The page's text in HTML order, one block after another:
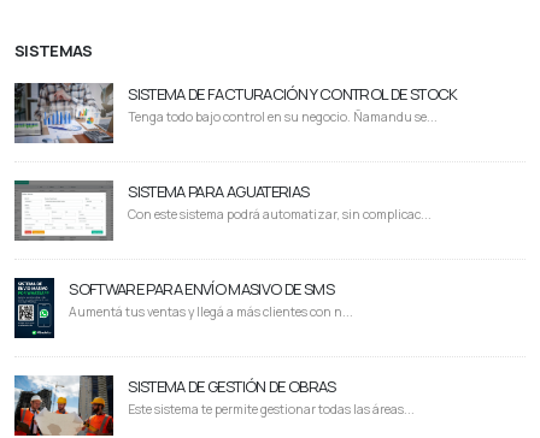
SISTEMAS
SISTEMA DE FACTURACIÓN Y CONTROL DE STOCK
Tenga todo bajo control en su negocio. Ñamandu se...
SISTEMA PARA AGUATERIAS
Con este sistema podrá automatizar, sin complicac...
SOFTWARE PARA ENVÍO MASIVO DE SMS
Aumentá tus ventas y llegá a más clientes con n...
SISTEMA DE GESTIÓN DE OBRAS
Este sistema te permite gestionar todas las áreas...